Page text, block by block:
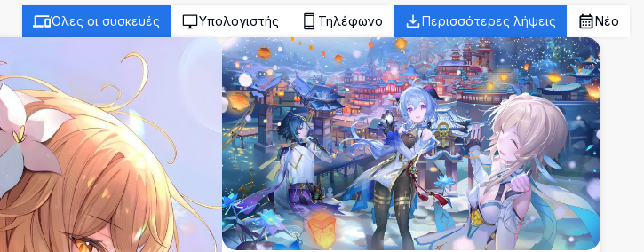
Όλες οι συσκευές Υπολογιστής Τηλέφωνο Περισσότερες λήψεις Νέο